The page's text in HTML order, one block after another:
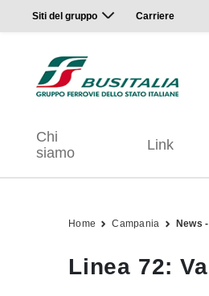
Siti del gruppo Carriere
Chi
siamo
Link
Home Campania News
Linea 72: